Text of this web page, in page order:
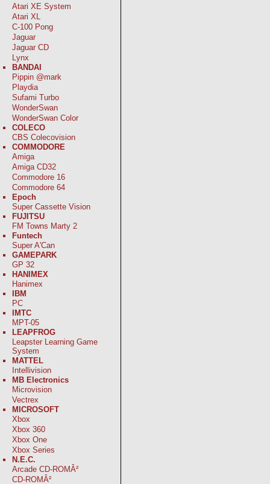
Atari XE System
Atari XL
C-100 Pong
Jaguar
Jaguar CD
Lynx
BANDAI
Pippin @mark
Playdia
Sufami Turbo
WonderSwan
WonderSwan Color
COLECO
CBS Colecovision
COMMODORE
Amiga
Amiga CD32
Commodore 16
Commodore 64
Epoch
Super Cassette Vision
FUJITSU
FM Towns Marty 2
Funtech
Super A'Can
GAMEPARK
GP 32
HANIMEX
Hanimex
IBM
PC
IMTC
MPT-05
LEAPFROG
Leapster Learning Game
System
MATTEL
Intellivision
MB Electronics
Microvision
Vectrex
MICROSOFT
Xbox
Xbox 360
Xbox One
Xbox Series
N.E.C.
Arcade CD-ROMÂ²
CD-ROMÂ²